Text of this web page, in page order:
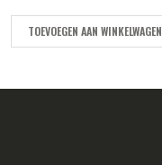
TOEVOEGEN AAN WINKELWAGEN